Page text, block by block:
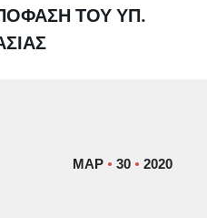
ΤΟΥ ΥΠ.
ΜΑΡ 30 2020